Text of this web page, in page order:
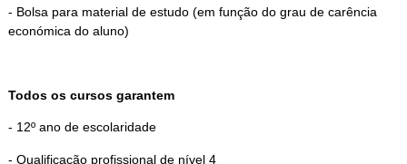
- Bolsa para material de estudo (em função do grau de carência
económica do aluno)
Todos os cursos garantem
- 12º ano de escolaridade
- Qualificação profissional de nível 4